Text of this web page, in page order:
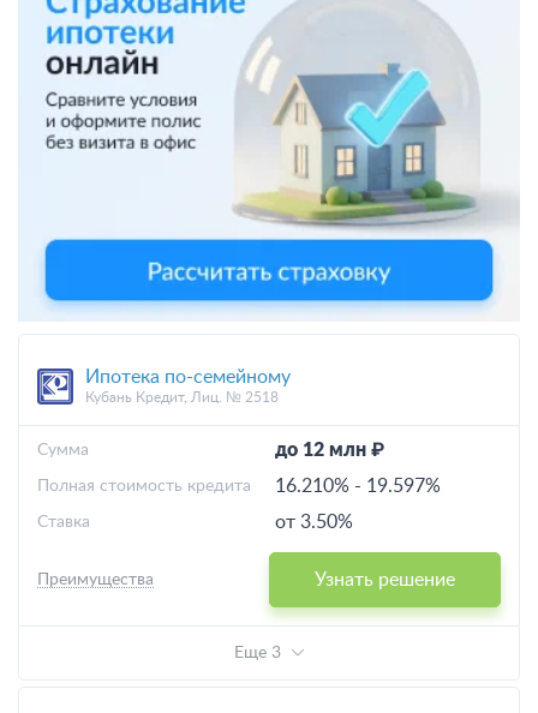
Ипотека по-семейному
Кубань Кредит, Лиц. № 2518
до 12 млн ₽
Cумма
16.210% - 19.597%
Полная стоимость кредита
от 3.50%
Ставка
Узнать решение
Преимущества
Еще 3